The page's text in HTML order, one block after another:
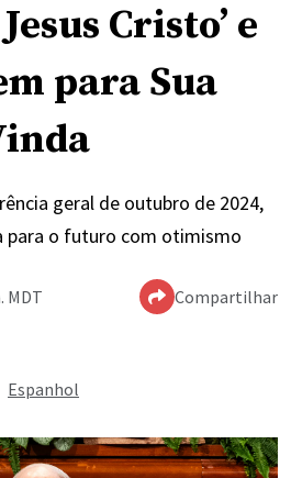
Cristo’ e
para Sua
geral de outubro de 2024,
para o futuro com otimismo
MDT Compartilhar
Espanhol